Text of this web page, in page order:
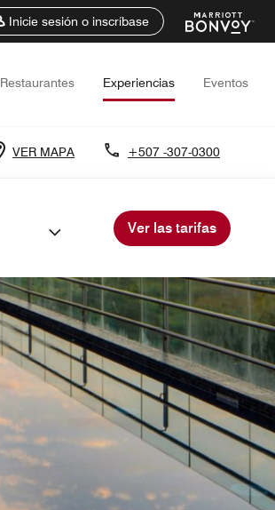
Inicie sesión o inscríbase
Restaurantes Experiencias Eventos
VER MAPA +507 -307-0300
Ver las tarifas